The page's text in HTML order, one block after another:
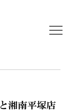
湘南平塚店